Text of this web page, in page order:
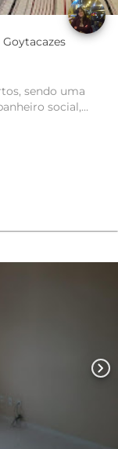
dos Goytacazes
sendo uma
social,
chevron_right